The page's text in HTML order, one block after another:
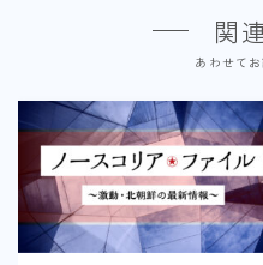
関
あわせて